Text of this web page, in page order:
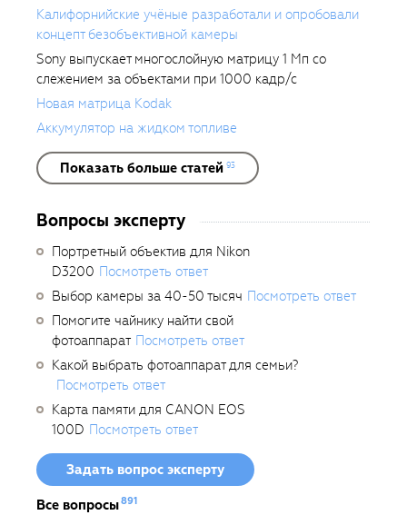
Калифорнийские учёные разработали и опробовали
концепт безобъективной камеры
Sony выпускает многослойную матрицу 1 Мп со
слежением за объектами при 1000 кадр/с
Новая матрица Kodak
Аккумулятор на жидком топливе
Показать больше статей 93
Вопросы эксперту
Портретный объектив для Nikon
D3200 Посмотреть ответ
Выбор камеры за 40-50 тысяч Посмотреть ответ
Помогите чайнику найти свой
фотоаппарат Посмотреть ответ
Какой выбрать фотоаппарат для семьи?
Посмотреть ответ
Карта памяти для CANON EOS
100D Посмотреть ответ
Задать вопрос эксперту
Все вопросы891